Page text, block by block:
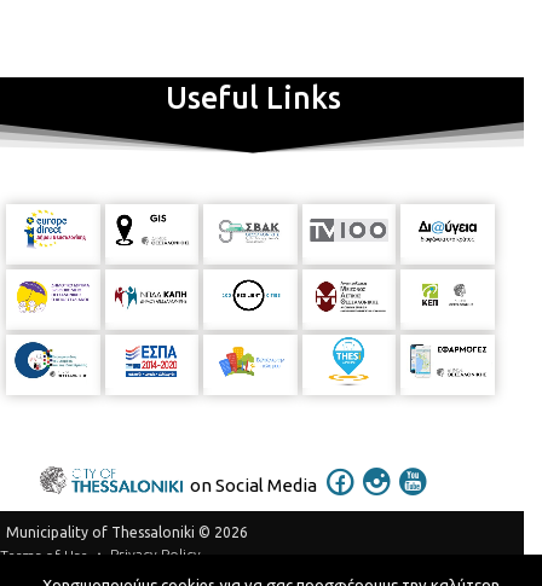
Useful Links
on Social Media
Municipality of Thessaloniki © 2026
Terms of Use
Privacy Policy